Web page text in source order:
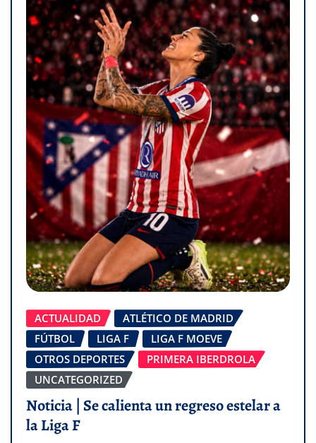
ACTUALIDAD
ATLÉTICO DE MADRID
FÚTBOL
LIGA F
LIGA F MOEVE
OTROS DEPORTES
PRIMERA IBERDROLA
UNCATEGORIZED
Noticia | Se calienta un regreso estelar a
la Liga F